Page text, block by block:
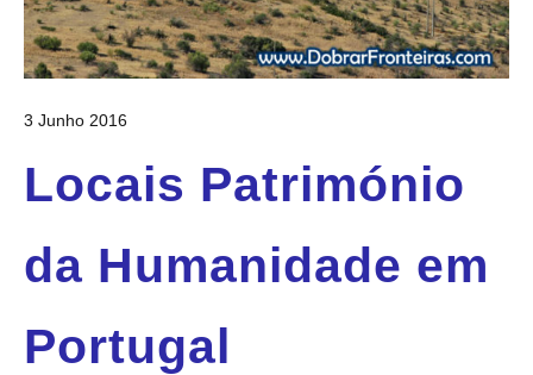
3 Junho 2016
Locais Património
da Humanidade em
Portugal